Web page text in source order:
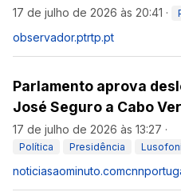
17 de julho de 2026 às 20:41 ·
observador.ptrtp.pt
Parlamento aprova
José Seguro a Cabo
17 de julho de 2026 às 13:27 ·
Política Presidência
noticiasaominuto.com